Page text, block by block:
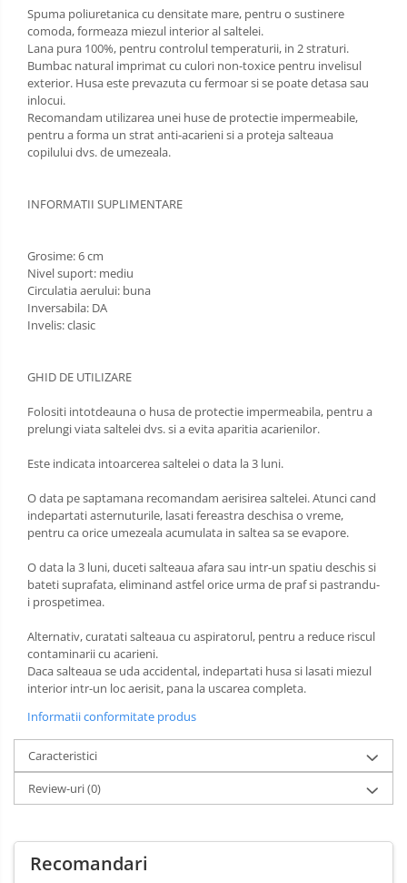
Spuma poliuretanica cu densitate mare, pentru o sustinere
comoda, formeaza miezul interior al saltelei.
Lana pura 100%, pentru controlul temperaturii, in 2 straturi.
Bumbac natural imprimat cu culori non-toxice pentru invelisul
exterior. Husa este prevazuta cu fermoar si se poate detasa sau
inlocui.
Recomandam utilizarea unei huse de protectie impermeabile,
pentru a forma un strat anti-acarieni si a proteja salteaua
copilului dvs. de umezeala.
INFORMATII SUPLIMENTARE
Grosime: 6 cm
Nivel suport: mediu
Circulatia aerului: buna
Inversabila: DA
Invelis: clasic
GHID DE UTILIZARE
Folositi intotdeauna o husa de protectie impermeabila, pentru a
prelungi viata saltelei dvs. si a evita aparitia acarienilor.
Este indicata intoarcerea saltelei o data la 3 luni.
O data pe saptamana recomandam aerisirea saltelei. Atunci cand
indepartati asternuturile, lasati fereastra deschisa o vreme,
pentru ca orice umezeala acumulata in saltea sa se evapore.
O data la 3 luni, duceti salteaua afara sau intr-un spatiu deschis si
bateti suprafata, eliminand astfel orice urma de praf si pastrandu-
i prospetimea.
Alternativ, curatati salteaua cu aspiratorul, pentru a reduce riscul
contaminarii cu acarieni.
Daca salteaua se uda accidental, indepartati husa si lasati miezul
interior intr-un loc aerisit, pana la uscarea completa.
Informatii conformitate produs
Caracteristici
Review-uri(0)
Recomandari